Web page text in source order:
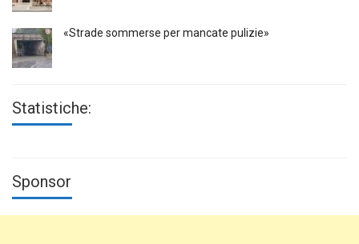
«Strade sommerse per mancate pulizie»
Statistiche:
Sponsor